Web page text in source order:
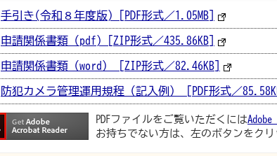
手引き(令和８年度版) [PDF形式／1.05MB]
申請関係書類（pdf) [ZIP形式／435.86KB]
申請関係書類（word） [ZIP形式／82.46KB]
防犯カメラ管理運用規程（記入例） [PDF形式／
PDFファイルをご覧いただくには
お持ちでない方は、左のボタンをクリ